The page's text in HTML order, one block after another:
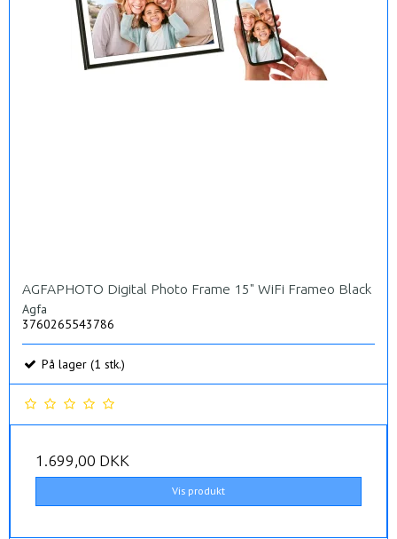
AGFAPHOTO Digital Photo Frame 15" WiFi Frameo Black
Agfa
3760265543786
På lager (1 stk.)
1.699,00 DKK
Vis produkt